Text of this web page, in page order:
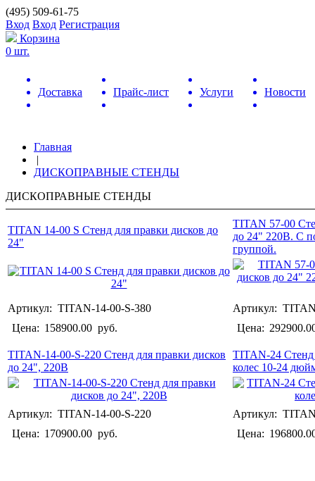
(495) 509-61-75
Вход Вход Регистрация
Корзина
0 шт.
Доставка Прайс-лист Услуги Новости
Главная
|
ДИСКОПРАВНЫЕ СТЕНДЫ
ДИСКОПРАВНЫЕ СТЕНДЫ
TITAN 14-00 S Стенд для правки дисков до
24"
TITAN 57-00
до 24" 220В. С
группой.
Артикул: TITAN-14-00-S-380
Артикул:
Цена: 158900.00 руб. Цена:
TITAN-14-00-S-220 Стенд для правки дисков
до 24", 220В
TITAN-24 Стенд
колес 10-24
Артикул: TITAN-14-00-S-220
Артикул:
Цена: 170900.00 руб. Цена: